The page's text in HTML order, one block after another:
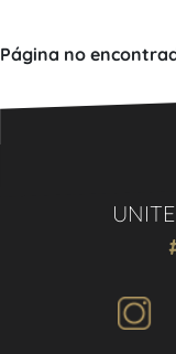
Página no